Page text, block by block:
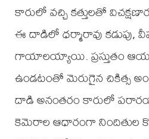
కారులో వచ్చి కత్తులతో
ఈ దాడిలో ధర్మారావు కడుపు,
గాయాలయ్యాయి. ప్రస్తుతం
ఉండటంతో మెరుగైన చికిత్స
దాడి అనంతరం కారులో
కెమెరాల ఆధారంగా నిందితుల